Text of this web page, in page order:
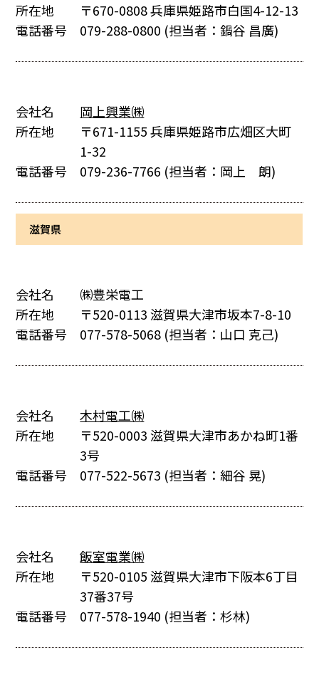
所在地
〒670-0808 兵庫県姫路市白国4-12-13
電話番号
079-288-0800 (担当者：鍋谷 昌廣)
会社名
岡上興業㈱
所在地
〒671-1155 兵庫県姫路市広畑区大町
1-32
電話番号
079-236-7766 (担当者：岡上 朗)
滋賀県
会社名
㈱豊栄電工
所在地
〒520-0113 滋賀県大津市坂本7-8-10
電話番号
077-578-5068 (担当者：山口 克己)
会社名
木村電工㈱
所在地
〒520-0003 滋賀県大津市あかね町1番
3号
電話番号
077-522-5673 (担当者：細谷 晃)
会社名
飯室電業㈱
所在地
〒520-0105 滋賀県大津市下阪本6丁目
37番37号
電話番号
077-578-1940 (担当者：杉林)